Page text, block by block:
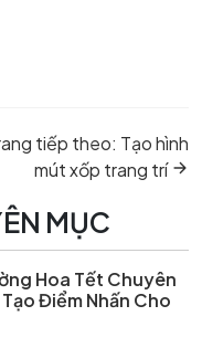
tiếp theo: Next
post:
Tạo hình
mút xốp trang trí
MỤC
Hoa Tết Chuyên
Điểm Nhấn Cho